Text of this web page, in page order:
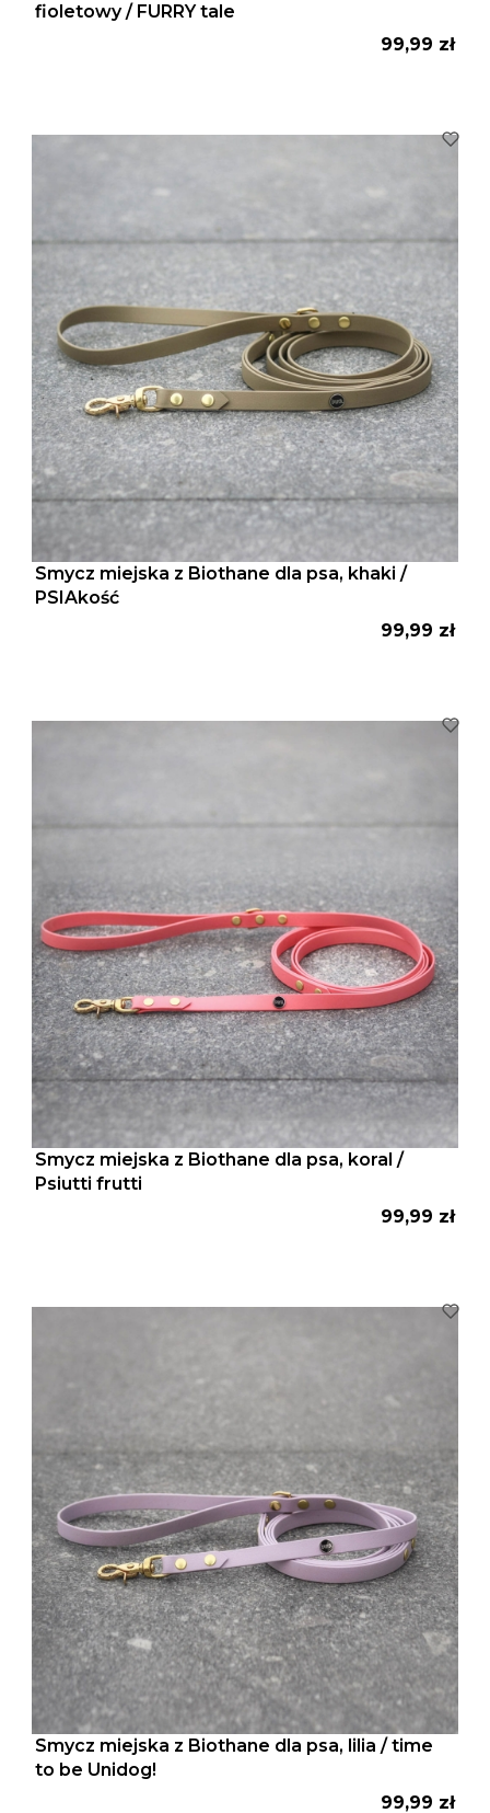
fioletowy / FURRY tale
Cena
99,99 zł
Smycz miejska z Biothane dla psa, khaki /
PSIAkość
Cena
99,99 zł
Smycz miejska z Biothane dla psa, koral /
Psiutti frutti
Cena
99,99 zł
Smycz miejska z Biothane dla psa, lilia / time
to be Unidog!
Cena
99,99 zł